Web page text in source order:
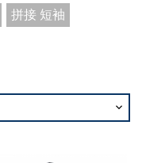
拼接 短袖